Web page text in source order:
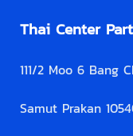
Thai Center
111/2 Moo 6 Bang
Samut Prakan